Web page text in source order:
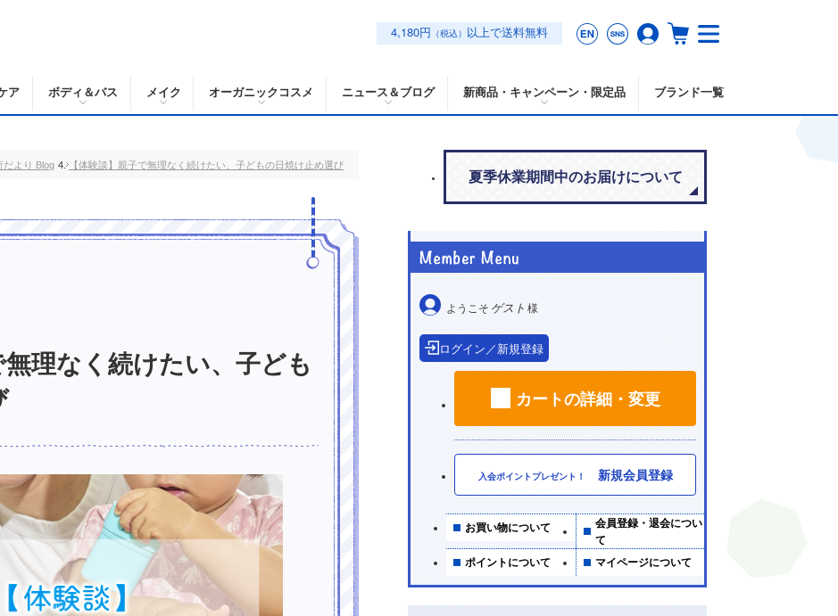
4,180円 （税込） 以上で送料無料
ア ボディ＆バス メイク オーガニックコスメ ニュース＆ブログ 新商品・キャンペーン・限定品 ブランド一覧
だより Blog 【体験談】親子で無理なく続けたい、子どもの日焼け止め選び
無理なく続けたい、子ども
夏季休業期間中のお届けについて
ようこそゲスト 様
ログイン／新規登録
カートの詳細・変更
入会ポイントプレゼント！ 新規会員登録
お買い物について
会員登録・退会につい
て
ポイントについて
マイページについて